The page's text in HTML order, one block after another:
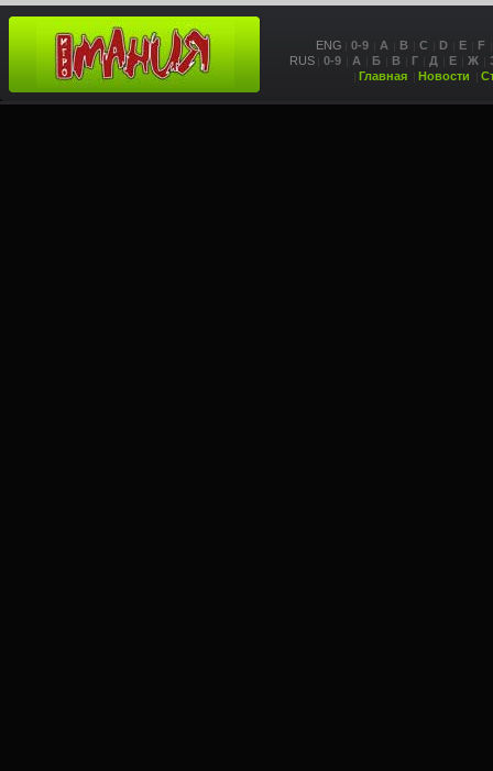
ENG 0-9 A B C D E
F
RUS
0-9 А Б В Г Д Е Ж
Главная
Новости